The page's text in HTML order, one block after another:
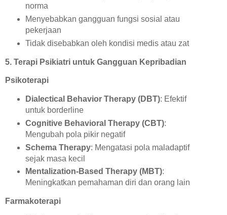
norma
Menyebabkan gangguan fungsi sosial atau
pekerjaan
Tidak disebabkan oleh kondisi medis atau zat
5. Terapi Psikiatri untuk Gangguan Kepribadian
Psikoterapi
Dialectical Behavior Therapy (DBT): Efektif
untuk borderline
Cognitive Behavioral Therapy (CBT):
Mengubah pola pikir negatif
Schema Therapy: Mengatasi pola maladaptif
sejak masa kecil
Mentalization-Based Therapy (MBT):
Meningkatkan pemahaman diri dan orang lain
Farmakoterapi